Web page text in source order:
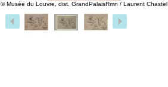
© Musée du Louvre, dist. GrandPalaisRmn / Laurent Chastel